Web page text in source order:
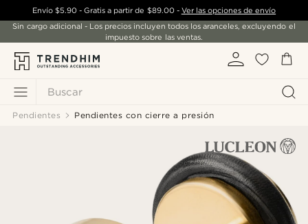
Buscar
Envío $5.90- Gratis a partir de $89.00- Ver las opciones de envío
Sin cargo adicional - Los precios incluyen todos los aranceles, excluyendo el
impuesto sobre las ventas.
Pendientes Pendientes con cierre a presión